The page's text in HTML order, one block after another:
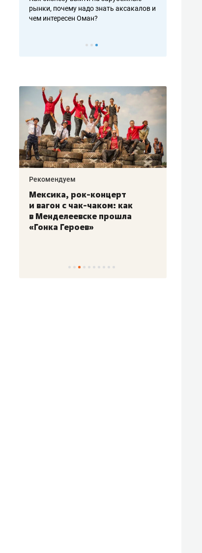
рынки, почему надо знать аксакалов и
чем интересен Оман?
Рекомендуем
Мексика, рок-концерт
и вагон с чак-чаком: как
в Менделеевске прошла
«Гонка Героев»